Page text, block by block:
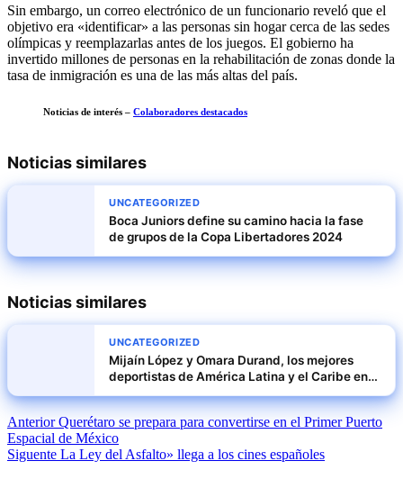
Sin embargo, un correo electrónico de un funcionario reveló que el
objetivo era «identificar» a las personas sin hogar cerca de las sedes
olímpicas y reemplazarlas antes de los juegos. El gobierno ha
invertido millones de personas en la rehabilitación de zonas donde la
tasa de inmigración es una de las más altas del país.
Noticias de interés – Colaboradores destacados
Noticias similares
UNCATEGORIZED
Boca Juniors define su camino hacia la fase
de grupos de la Copa Libertadores 2024
Noticias similares
UNCATEGORIZED
Mijaín López y Omara Durand, los mejores
deportistas de América Latina y el Caribe en
2024
Navegación
de
AnteriorQuerétaro se prepara para convertirse en el Primer Puerto
Espacial de México
Siguente La Ley del Asfalto» llega a los cines españoles